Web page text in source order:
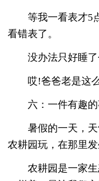
等我一看表才5
看错表了。
没办法只好睡了
哎!爸爸老是这
六：一件有趣
暑假的一天，
农耕园玩，在那里
农耕园是一家